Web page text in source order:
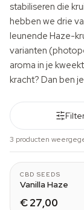
stabiliseren die
hebben we drie
leunende Haze-
varianten
aroma in je
kracht? Dan ben
3 producten
CBD SEEDS
Vanilla Haze
€ 27,00